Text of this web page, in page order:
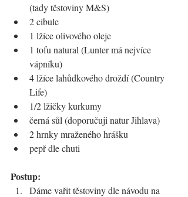
(tady těstoviny M&S)
2 cibule
1 lžíce olivového oleje
1 tofu natural (Lunter má nejvíce
vápníku)
4 lžíce lahůdkového droždí (Country
Life)
1/2 lžičky kurkumy
černá sůl (doporučuji natur Jihlava)
2 hrnky mraženého hrášku
pepř dle chuti
Postup:
Dáme vařit těstoviny dle návodu na